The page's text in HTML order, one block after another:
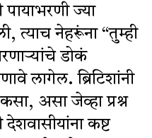
ज्या
त्याच नेहरूंना “तुम्ही
डोकं
लागेल. ब्रिटिशांनी
असा जेव्हा प्रश्न
देशवासीयांना कष्ट